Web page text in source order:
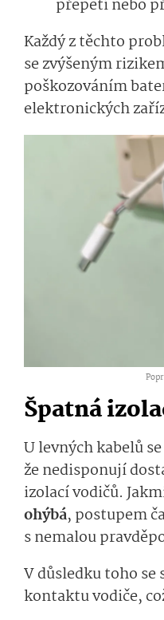
přepětí nebo
Každý z těchto
se zvýšeným
poškozováním
elektronických
Špatná
U levných kabelů
že nedisponují
izolací vodičů.
ohýbá, postupem
s nemalou
V důsledku toho
kontaktu vodiče,